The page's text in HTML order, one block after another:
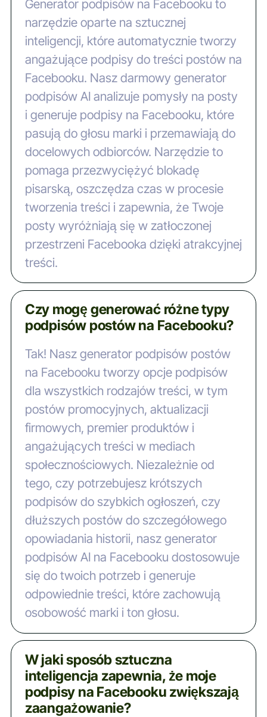
Generator podpisów na Facebooku to
narzędzie oparte na sztucznej
inteligencji, które automatycznie tworzy
angażujące podpisy do treści postów na
Facebooku. Nasz darmowy generator
podpisów AI analizuje pomysły na posty
i generuje podpisy na Facebooku, które
pasują do głosu marki i przemawiają do
docelowych odbiorców. Narzędzie to
pomaga przezwyciężyć blokadę
pisarską, oszczędza czas w procesie
tworzenia treści i zapewnia, że Twoje
posty wyróżniają się w zatłoczonej
przestrzeni Facebooka dzięki atrakcyjnej
treści.
Czy mogę generować różne typy
podpisów postów na Facebooku?
Tak! Nasz generator podpisów postów
na Facebooku tworzy opcje podpisów
dla wszystkich rodzajów treści, w tym
postów promocyjnych, aktualizacji
firmowych, premier produktów i
angażujących treści w mediach
społecznościowych. Niezależnie od
tego, czy potrzebujesz krótszych
podpisów do szybkich ogłoszeń, czy
dłuższych postów do szczegółowego
opowiadania historii, nasz generator
podpisów AI na Facebooku dostosowuje
się do twoich potrzeb i generuje
odpowiednie treści, które zachowują
osobowość marki i ton głosu.
W jaki sposób sztuczna
inteligencja zapewnia, że moje
podpisy na Facebooku zwiększają
zaangażowanie?